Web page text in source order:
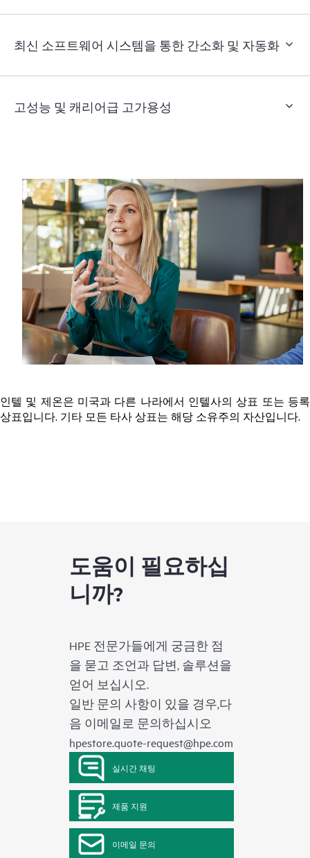
최신 소프트웨어 시스템을 통한 간소화 및 자동화
고성능 및 캐리어급 고가용성
인텔 및 제온은 미국과 다른 나라에서 인텔사의 상표 또는 등록
상표입니다. 기타 모든 타사 상표는 해당 소유주의 자산입니다.
도움이 필요하십
니까?
HPE 전문가들에게 궁금한 점
을 묻고 조언과 답변, 솔루션을
얻어 보십시오.
일반 문의 사항이 있을 경우,다
음 이메일로 문의하십시오
hpestore.quote-request@hpe.com
실시간 채팅
제품 지원
이메일 문의